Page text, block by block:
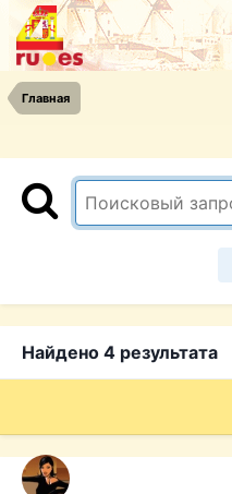
Главная
Найдено 4 результата